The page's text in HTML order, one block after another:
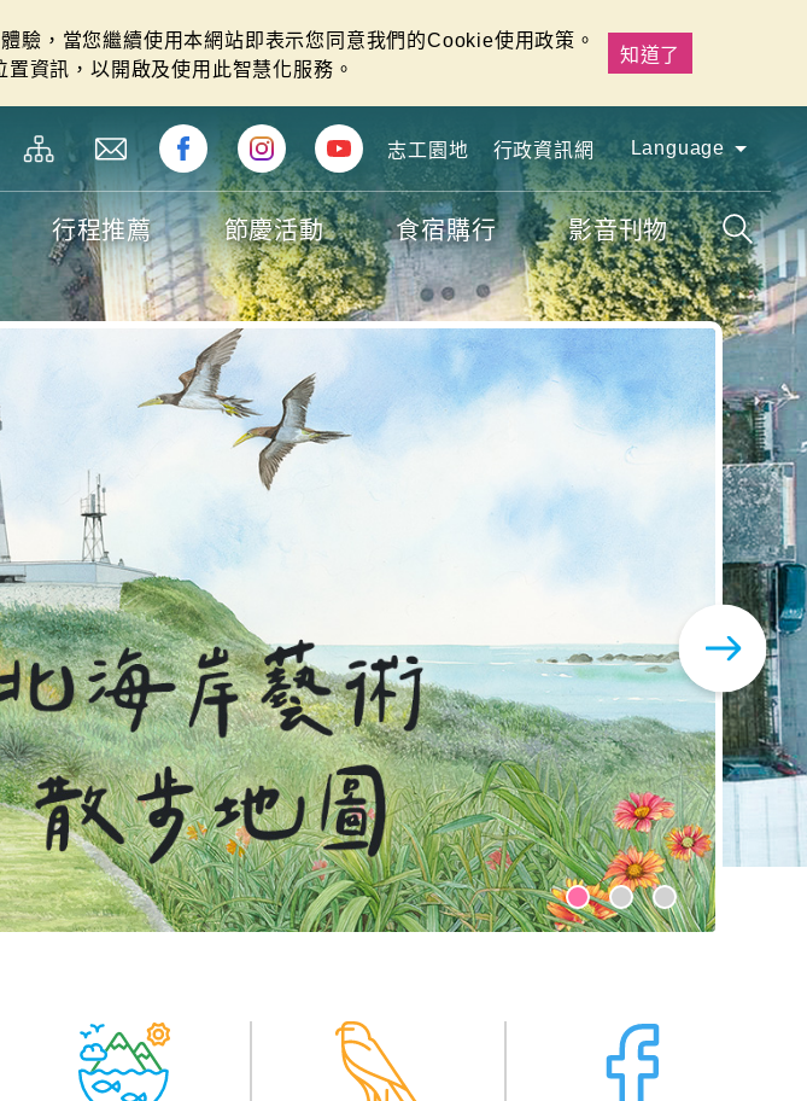
驗，當您繼續使用本網站即表示您同意我們的Cookie使用政策。
資訊，以開啟及使用此智慧化服務。
知道了
志工園地 行政資訊網 Language
行程推薦 節慶活動 食宿購行 影音刊物